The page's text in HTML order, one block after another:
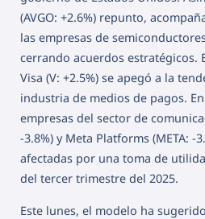
(AVGO: +2.6%) repunto,
las empresas de
cerrando acuerdos estratégicos.
Visa (V: +2.5%) se apegó a la
industria de medios de pagos.
empresas del sector de
-3.8%) y Meta Platforms (META: -
afectadas por una toma de
del tercer trimestre del 2025.
Este lunes, el modelo ha